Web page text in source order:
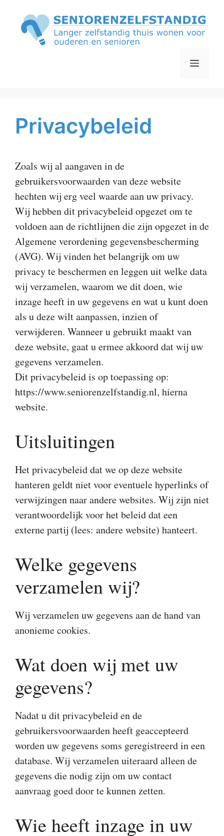
Menu
Privacybeleid
Zoals wij al aangaven in de
gebruikersvoorwaarden van deze website
hechten wij erg veel waarde aan uw privacy.
Wij hebben dit privacybeleid opgezet om te
voldoen aan de richtlijnen die zijn opgezet in de
Algemene verordening gegevensbescherming
(AVG). Wij vinden het belangrijk om uw
privacy te beschermen en leggen uit welke data
wij verzamelen, waarom we dit doen, wie
inzage heeft in uw gegevens en wat u kunt doen
als u deze wilt aanpassen, inzien of
verwijderen. Wanneer u gebruikt maakt van
deze website, gaat u ermee akkoord dat wij uw
gegevens verzamelen.
Dit privacybeleid is op toepassing op:
https://www.seniorenzelfstandig.nl, hierna
website.
Uitsluitingen
Het privacybeleid dat we op deze website
hanteren geldt niet voor eventuele hyperlinks of
verwijzingen naar andere websites. Wij zijn niet
verantwoordelijk voor het beleid dat een
externe partij (lees: andere website) hanteert.
Welke gegevens
verzamelen wij?
Wij verzamelen uw gegevens aan de hand van
anonieme cookies.
Wat doen wij met uw
gegevens?
Nadat u dit privacybeleid en de
gebruikersvoorwaarden heeft geaccepteerd
worden uw gegevens soms geregistreerd in een
database. Wij verzamelen uiteraard alleen de
gegevens die nodig zijn om uw contact
aanvraag goed door te kunnen zetten.
Wie heeft inzage in uw